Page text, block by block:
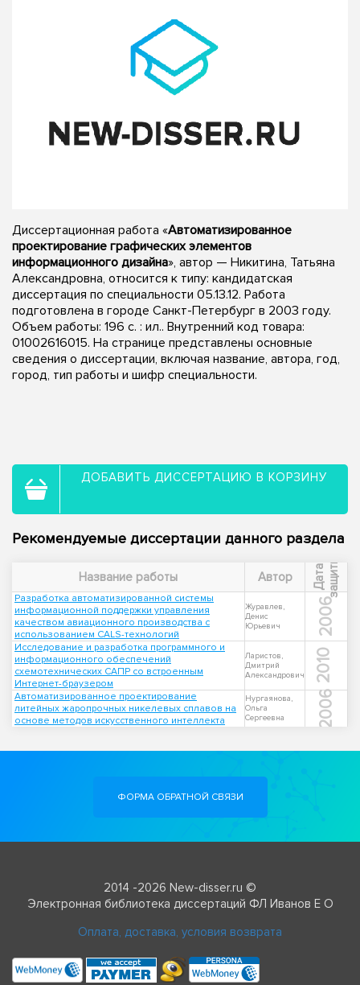
Диссертационная работа «Автоматизированное
проектирование графических элементов
информационного дизайна», автор — Никитина, Татьяна
Александровна, относится к типу: кандидатская
диссертация по специальности 05.13.12. Работа
подготовлена в городе Санкт-Петербург в 2003 году.
Объем работы: 196 с. : ил.. Внутренний код товара:
01002616015. На странице представлены основные
сведения о диссертации, включая название, автора, год,
город, тип работы и шифр специальности.
ДОБАВИТЬ ДИССЕРТАЦИЮ В КОРЗИНУ
Рекомендуемые диссертации данного раздела
Название работы Автор Д
а
т
а
з
а
щ
и
т ы
Разработка автоматизированной системы
информационной поддержки управления
качеством авиационного производства с
использованием CALS-технологий
Журавлев,
Денис
Юрьевич
2006
Исследование и разработка программного и
информационного обеспечений
схемотехнических САПР со встроенным
Интернет-браузером
Ларистов,
Дмитрий
Александрович
2010
Автоматизированное проектирование
литейных жаропрочных никелевых сплавов на
основе методов искусственного интеллекта
Нургаянова,
Ольга
Сергеевна
2006
ФОРМА ОБРАТНОЙ СВЯЗИ
2014 -2026 New-disser.ru ©
Электронная библиотека диссертаций ФЛ Иванов Е О
Оплата, доставка, условия возврата